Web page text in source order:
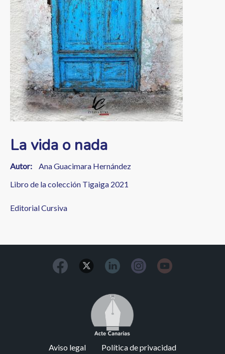
La vida o nada
Autor
Ana Guacimara Hernández
Libro de la colección Tigaiga 2021
Editorial Cursiva
Image
Aviso legal Política de privacidad